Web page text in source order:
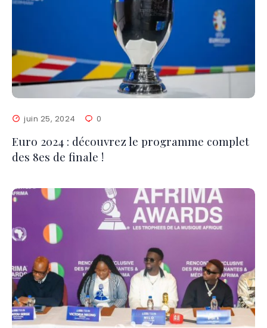
juin 25, 2024 0
Euro 2024 : découvrez le programme complet
des 8es de finale !